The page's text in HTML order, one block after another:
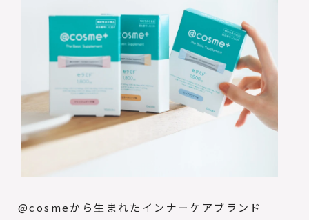
@cosmeから生まれたインナーケアブランド